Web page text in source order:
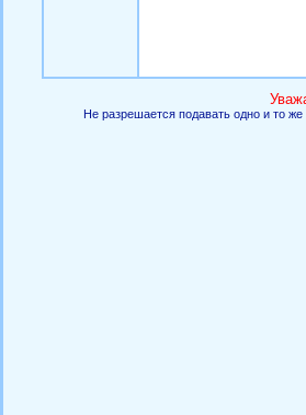
Не разрешается подавать одно и то